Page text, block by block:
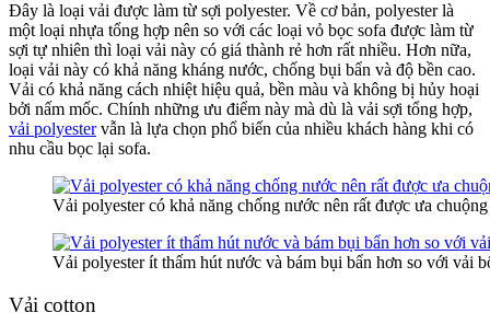
Đây là loại vải được làm từ sợi polyester. Về cơ bản, polyester là
một loại nhựa tổng hợp nên so với các loại vỏ bọc sofa được làm từ
sợi tự nhiên thì loại vải này có giá thành rẻ hơn rất nhiều. Hơn nữa,
loại vải này có khả năng kháng nước, chống bụi bẩn và độ bền cao.
Vải có khả năng cách nhiệt hiệu quả, bền màu và không bị hủy hoại
bởi nấm mốc. Chính những ưu điểm này mà dù là vải sợi tổng hợp,
vải polyestervẫn là lựa chọn phổ biến của nhiều khách hàng khi có
nhu cầu bọc lại sofa.
Vải polyester có khả năng chống nước nên rất được ưa chuộng
Vải polyester ít thấm hút nước và bám bụi bẩn hơn so với vải
Vải cotton